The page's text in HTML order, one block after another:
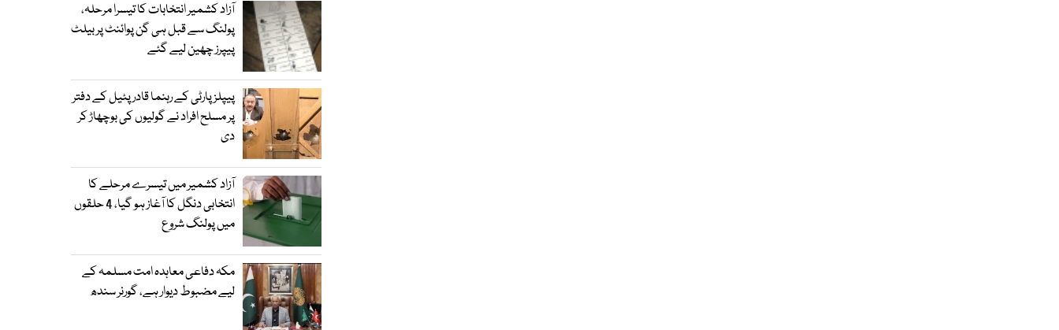
آزاد کشمیر انتخابات کا تیسرا مرحلہ،
پولنگ سے قبل ہی گن پوائنٹ پر بیلٹ
پیپرز چھین لیے گئے
پیپلز پارٹی کے رہنما قادر پٹیل کے دفتر
پر مسلح افراد نے گولیوں کی بوچھاڑ کر
دی
آزاد کشمیر میں تیسرے مرحلے کا
انتخابی دنگل کا آغاز ہو گیا، 4 حلقوں
میں پولنگ شروع
مکہ دفاعی معاہدہ امت مسلمہ کے
لیے مضبوط دیوار ہے، گورنر سندھ